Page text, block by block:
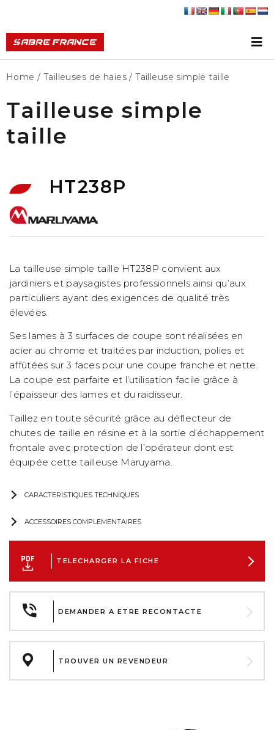
Home / Tailleuses de haies/ Tailleuse simple taille
Tailleuse simple
taille
HT238P
La tailleuse simple taille HT238P convient aux
jardiniers et paysagistes professionnels ainsi qu’aux
particuliers ayant des exigences de qualité très
élevées.
Ses lames à 3 surfaces de coupe sont réalisées en
acier au chrome et traitées par induction, polies et
affûtées sur 3 faces pour une coupe franche et nette.
La coupe est parfaite et l’utilisation facile grâce à
l’épaisseur des lames et du raidisseur.
Taillez en toute sécurité grâce au déflecteur de
chutes de taille en résine et à la sortie d’échappement
frontale avec protection de l’opérateur dont est
équipée cette tailleuse Maruyama.
CARACTERISTIQUES TECHNIQUES
ACCESSOIRES COMPLEMENTAIRES
TELECHARGER LA FICHE
DEMANDER A ETRE RECONTACTE
TROUVER UN REVENDEUR